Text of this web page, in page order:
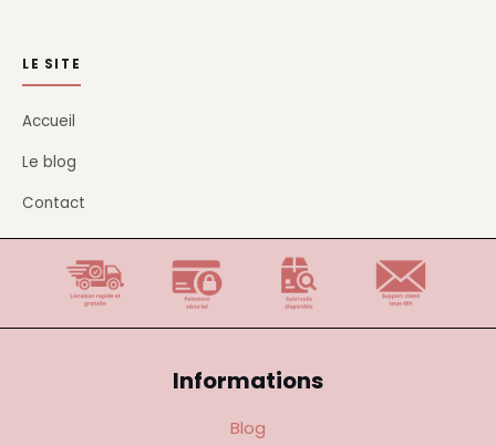
LE SITE
Accueil
Le blog
Contact
Informations
Blog